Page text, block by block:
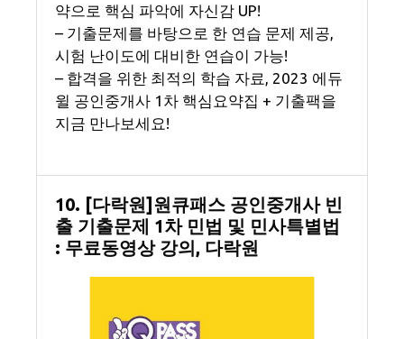
약으로 핵심 파악에 자신감 UP!
– 기출문제를 바탕으로 한 연습 문제 제공,
시험 난이도에 대비한 연습이 가능!
– 합격을 위한 최적의 학습 자료, 2023 에듀
윌 공인중개사 1차 핵심요약집 + 기출팩을
지금 만나보세요!
10. [다락원]원큐패스 공인중개사 빈
출 기출문제 1차 민법 및 민사특별법
: 무료동영상 강의, 다락원